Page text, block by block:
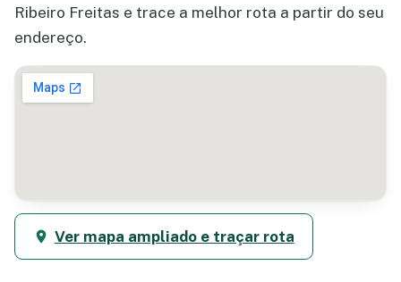
Ribeiro Freitas e trace a melhor rota a partir do seu
endereço.
Ver mapa ampliado e traçar rota